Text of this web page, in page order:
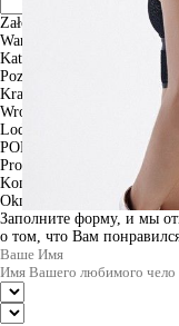
Założenia
Warszawa
Katowice
Poznan
Krakow
Wroclaw
Lodz
PODGLĄD
Produkt w koszyku
Kontynuuj zakupy
Okno informacyjne
Заполните форму, и мы
о том, что Вам